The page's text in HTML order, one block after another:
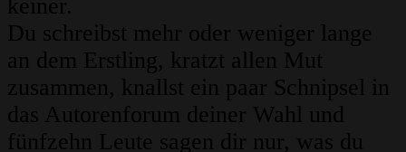
keiner.
Du schreibst mehr oder weniger lange
an dem Erstling, kratzt allen Mut
zusammen, knallst ein paar Schnipsel in
das Autorenforum deiner Wahl und
fünfzehn Leute sagen dir nur, was du